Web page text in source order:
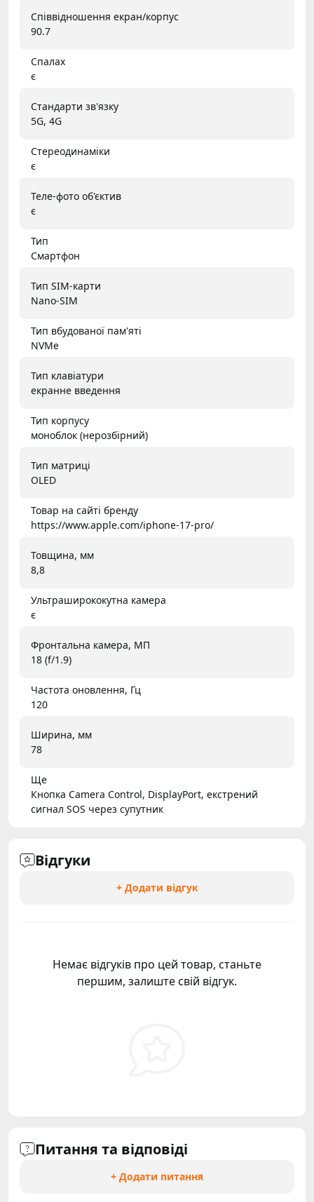
Співвідношення екран/корпус
90.7
Спалах
є
Стандарти зв'язку
5G, 4G
Стереодинаміки
є
Теле-фото об'єктив
є
Тип
Смартфон
Тип SIM-карти
Nano-SIM
Тип вбудованої пам'яті
NVMe
Тип клавіатури
екранне введення
Тип корпусу
моноблок (нерозбірний)
Тип матриці
OLED
Товар на сайті бренду
https://www.apple.com/iphone-17-pro/
Товщина, мм
8,8
Ультраширококутна камера
є
Фронтальна камера, МП
18 (f/1.9)
Частота оновлення, Гц
120
Ширина, мм
78
Ще
Кнопка Camera Control, DisplayPort, екстрений
сигнал SOS через супутник
Відгуки
+ Додати відгук
Немає відгуків про цей товар, станьте
першим, залиште свій відгук.
Питання та відповіді
+ Додати питання